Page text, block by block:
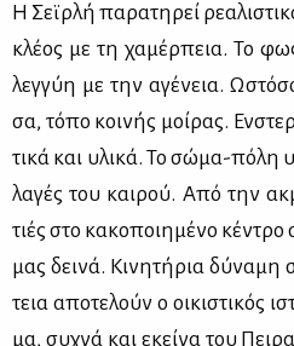
Η Σεϊρ­λή πα­ρα­τη­ρεί
κλέ­ος με τη χα­μέρ­πεια. Το
λεγ­γύη με την αγέ­νεια.
σα, τό­πο κοι­νής μοί­ρας.
τι­κά και υλι­κά. Το σώ­μα-πό­λη
λα­γές του και­ρού. Από την
τιές στο κα­κο­ποι­η­μέ­νο
μας δει­νά. Κι­νη­τή­ρια
τεια απο­τε­λούν ο οι­κι­στι­κός
μα, συ­χνά και εκεί­να του